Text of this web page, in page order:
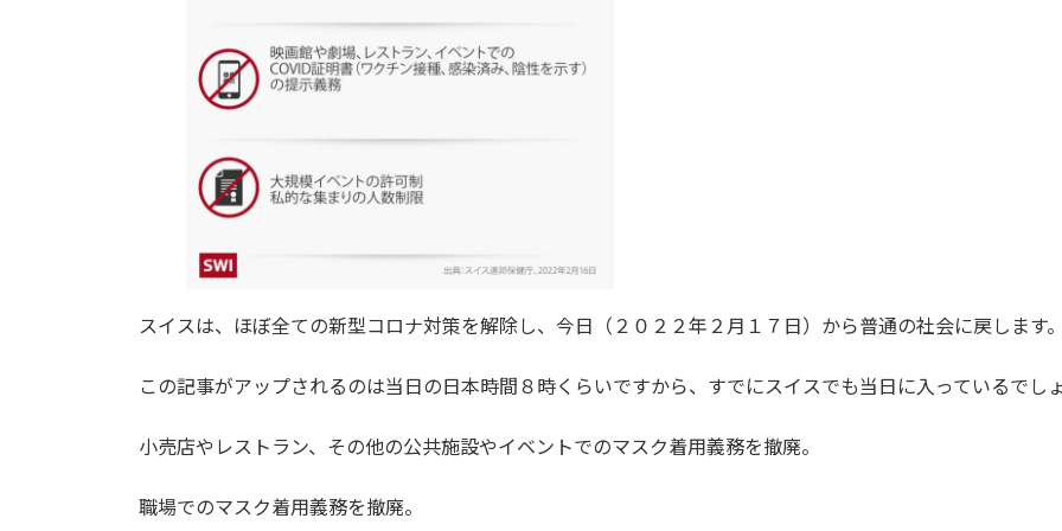
スイスは、ほぼ全ての新型コロナ対策を解除し、今日（２０２２年２月１７日）から普通の社会に戻します。
この記事がアップされるのは当日の日本時間８時くらいですから、すでにスイスでも当日に入っているでしょ
小売店やレストラン、その他の公共施設やイベントでのマスク着用義務を撤廃。
職場でのマスク着用義務を撤廃。